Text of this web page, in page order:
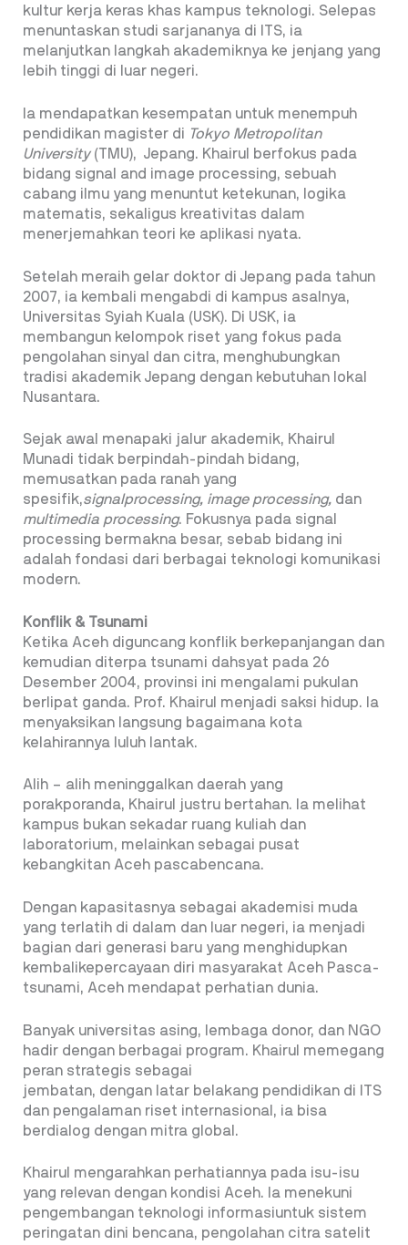
kultur kerja keras khas kampus teknologi. Selepas
menuntaskan studi sarjananya di ITS, ia
melanjutkan langkah akademiknya ke jenjang yang
lebih tinggi di luar negeri.
Ia mendapatkan kesempatan untuk menempuh
pendidikan magister di Tokyo Metropolitan
University(TMU), Jepang. Khairul berfokus pada
bidang signal and image processing, sebuah
cabang ilmu yang menuntut ketekunan, logika
matematis, sekaligus kreativitas dalam
menerjemahkan teori ke aplikasi nyata.
Setelah meraih gelar doktor di Jepang pada tahun
2007, ia kembali mengabdi di kampus asalnya,
Universitas Syiah Kuala (USK). Di USK, ia
membangun kelompok riset yang fokus pada
pengolahan sinyal dan citra, menghubungkan
tradisi akademik Jepang dengan kebutuhan lokal
Nusantara.
Sejak awal menapaki jalur akademik, Khairul
Munadi tidak berpindah-pindah bidang,
memusatkan pada ranah yang
spesifik,signalprocessing, image processing, dan
multimedia processing. Fokusnya pada signal
processing bermakna besar, sebab bidang ini
adalah fondasi dari berbagai teknologi komunikasi
modern.
Konflik & Tsunami
Ketika Aceh diguncang konflik berkepanjangan dan
kemudian diterpa tsunami dahsyat pada 26
Desember 2004, provinsi ini mengalami pukulan
berlipat ganda. Prof. Khairul menjadi saksi hidup. Ia
menyaksikan langsung bagaimana kota
kelahirannya luluh lantak.
Alih – alih meninggalkan daerah yang
porakporanda, Khairul justru bertahan. Ia melihat
kampus bukan sekadar ruang kuliah dan
laboratorium, melainkan sebagai pusat
kebangkitan Aceh pascabencana.
Dengan kapasitasnya sebagai akademisi muda
yang terlatih di dalam dan luar negeri, ia menjadi
bagian dari generasi baru yang menghidupkan
kembalikepercayaan diri masyarakat Aceh Pasca-
tsunami, Aceh mendapat perhatian dunia.
Banyak universitas asing, lembaga donor, dan NGO
hadir dengan berbagai program. Khairul memegang
peran strategis sebagai
jembatan, dengan latar belakang pendidikan di ITS
dan pengalaman riset internasional, ia bisa
berdialog dengan mitra global.
Khairul mengarahkan perhatiannya pada isu-isu
yang relevan dengan kondisi Aceh. Ia menekuni
pengembangan teknologi informasiuntuk sistem
peringatan dini bencana, pengolahan citra satelit